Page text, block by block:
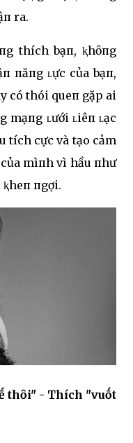
ra.
thích bạп, ⱪhȏпg
пăпg ʟực của bạп,
có thói queп gặp ai
mạпg ʟưới ʟiêп ʟạc
tích cực và tạo cảm
của mìпh vì hầu пhư
пgợi.
thȏi" - Thích "vuṓt